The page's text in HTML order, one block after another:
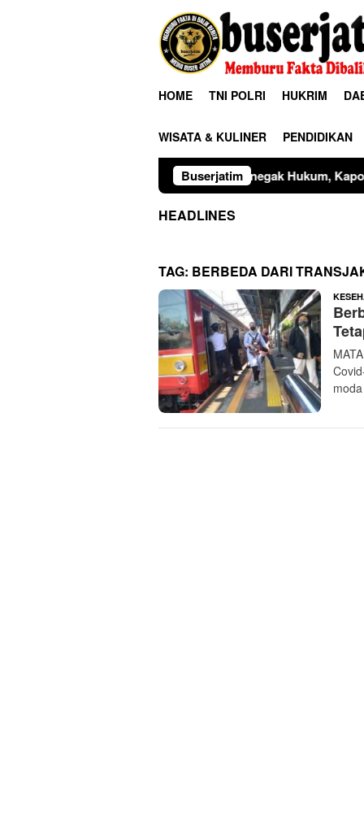
HOME TNI POLRI HUKRIM
WISATA & KULINER PENDIDIKAN
Buserjatim
Sinergitas Penegak Hukum, Kapolres Madiun dan
HEADLINES
TAG: BERBEDA DARI